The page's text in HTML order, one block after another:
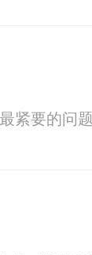
紧要的